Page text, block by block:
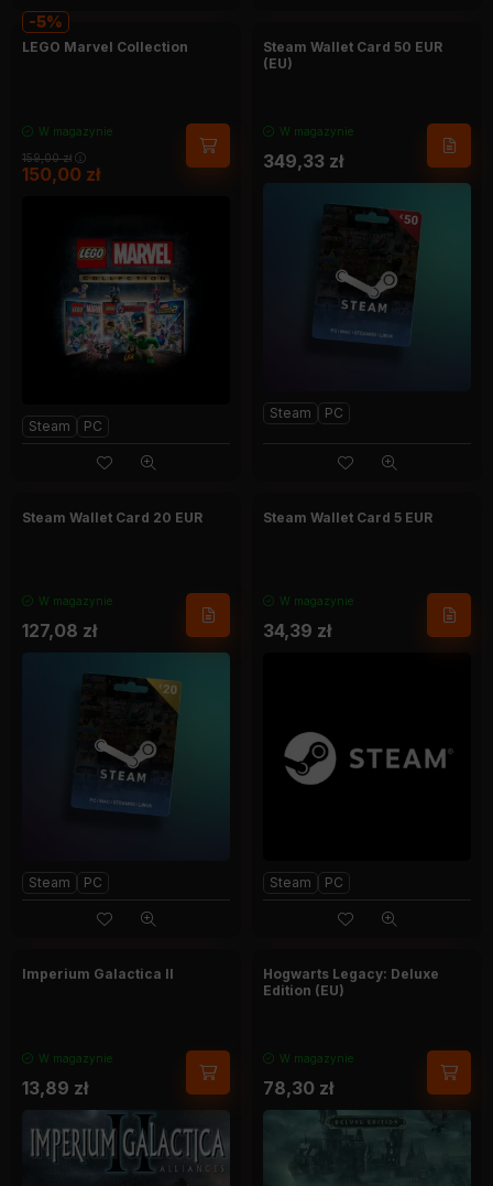
5
LEGO Marvel Collection
W magazynie
159,00zł
150,00 zł
Steam PC
Steam Wallet Card 50 EUR
(EU)
W magazynie
349,33 zł
Steam PC
Steam Wallet Card 20 EUR
W magazynie
127,08 zł
Steam PC
Steam Wallet Card 5 EUR
W magazynie
34,39 zł
Steam PC
Imperium Galactica II
W magazynie
13,89 zł
Hogwarts Legacy: Deluxe
Edition (EU)
W magazynie
78,30 zł